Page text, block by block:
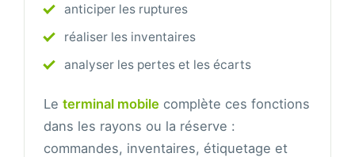
anticiper les ruptures
réaliser les inventaires
analyser les pertes et les écarts
Le terminal mobile complète ces fonctions
dans les rayons ou la réserve :
commandes, inventaires, étiquetage et